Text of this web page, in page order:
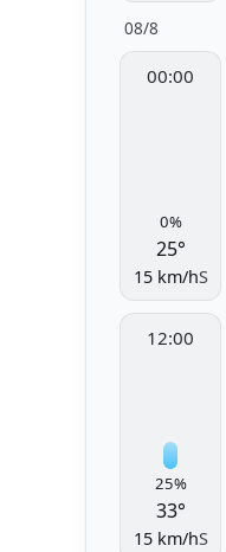
08/8
00:00
0%
25°
15 km/hS
12:00
25%
33°
15 km/hS